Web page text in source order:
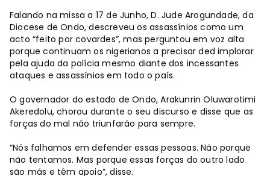
Falando na missa a 17 de Junho, D. Jude Arogundade, da
Diocese de Ondo, descreveu os assassínios como um
acto “feito por covardes”, mas perguntou em voz alta
porque continuam os nigerianos a precisar ded implorar
pela ajuda da polícia mesmo diante dos incessantes
ataques e assassínios em todo o país.
O governador do estado de Ondo, Arakunrin Oluwarotimi
Akeredolu, chorou durante o seu discurso e disse que as
forças do mal não triunfarão para sempre.
“Nós falhamos em defender essas pessoas. Não porque
não tentamos. Mas porque essas forças do outro lado
são más e têm apoio”, disse.